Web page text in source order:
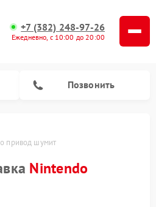
+7 (382) 248-97-26
Ежедневно, с 10:00 до 20:00
Позвонить
привод шумит
Nintendo